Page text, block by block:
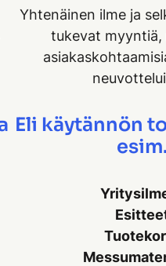
Yhtenäinen ilme ja
tukevat myyntiä,
Eli käytännön
esim.